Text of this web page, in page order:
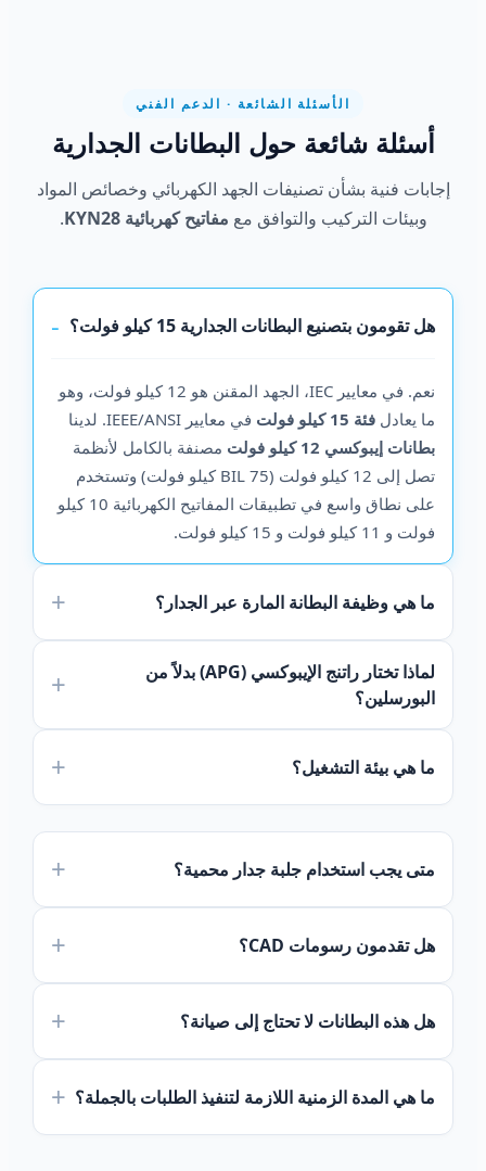
الأسئلة الشائعة · الدعم الفني
أسئلة شائعة حول البطانات الجدارية
إجابات فنية بشأن تصنيفات الجهد الكهربائي وخصائص المواد
وبيئات التركيب والتوافق مع مفاتيح كهربائية KYN28 .
هل تقومون بتصنيع البطانات الجدارية 15 كيلو فولت؟
نعم. في معايير IEC، الجهد المقنن هو 12 كيلو فولت، وهو
ما يعادلفئة 15 كيلو فولت
في معايير IEEE/ANSI. لدينا
بطانات إيبوكسي 12 كيلو فولت
مصنفة بالكامل لأنظمة
تصل إلى 12 كيلو فولت (BIL 75 كيلو فولت) وتستخدم
على نطاق واسع في تطبيقات المفاتيح الكهربائية 10 كيلو
فولت و 11 كيلو فولت و 15 كيلو فولت.
ما هي وظيفة البطانة المارة عبر الجدار؟
لماذا تختار راتنج الإيبوكسي (APG) بدلاً من
البورسلين؟
ما هي بيئة التشغيل؟
متى يجب استخدام جلبة جدار محمية؟
هل تقدمون رسومات CAD؟
هل هذه البطانات لا تحتاج إلى صيانة؟
ما هي المدة الزمنية اللازمة لتنفيذ الطلبات بالجملة؟
Español
Português do Brasil